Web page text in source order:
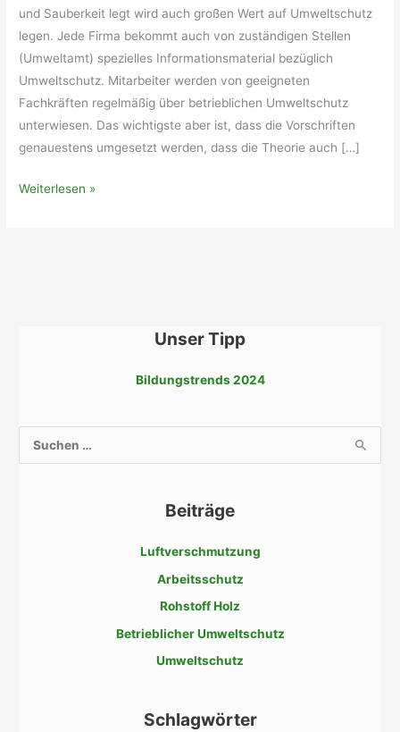
und Sauberkeit legt wird auch großen Wert auf Umweltschutz
legen. Jede Firma bekommt auch von zuständigen Stellen
(Umweltamt) spezielles Informationsmaterial bezüglich
Umweltschutz. Mitarbeiter werden von geeigneten
Fachkräften regelmäßig über betrieblichen Umweltschutz
unterwiesen. Das wichtigste aber ist, dass die Vorschriften
genauestens umgesetzt werden, dass die Theorie auch […]
Betrieblicher
Weiterlesen »
Unser Tipp
Bildungstrends 2024
u
Beiträge
Luftverschmutzung
Arbeitsschutz
Rohstoff Holz
Betrieblicher Umweltschutz
Umweltschutz
Schlagwörter